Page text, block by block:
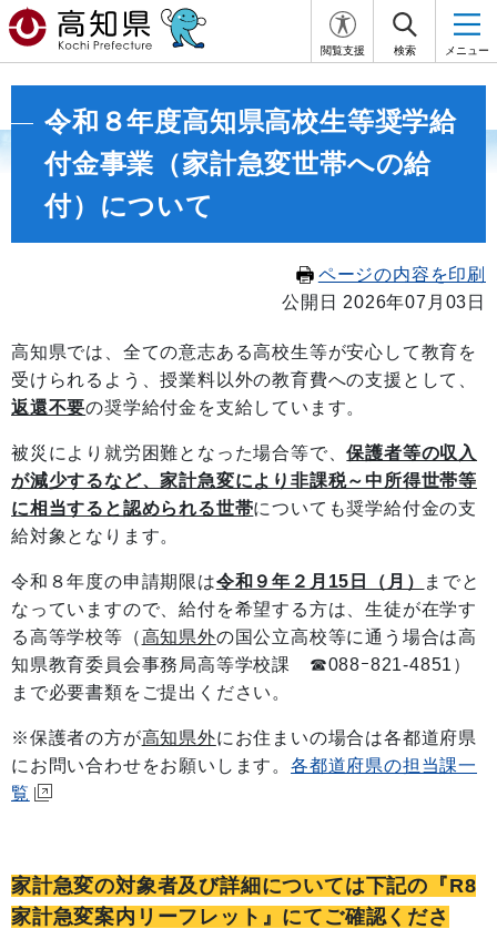
閲覧支援 検索 メニュー
令和８年度高知県高校生等奨学給
付金事業（家計急変世帯への給
付）について
ページの内容を印刷
公開日 2026年07月03日
高知県では、全ての意志ある高校生等が安心して教育を
受けられるよう、授業料以外の教育費への支援として、
返還不要の奨学給付金を支給しています。
被災により就労困難となった場合等で、保護者等の収入
が減少するなど、家計急変により非課税～中所得世帯等
に相当すると認められる世帯についても奨学給付金の支
給対象となります。
令和８年度の申請期限は令和９年２月15日（月）
までと
なっていますので、給付を希望する方は、生徒が在学す
る高等学校等（高知県外の国公立高校等に通う場合は高
知県教育委員会事務局高等学校課 ☎088ｰ821-4851）
まで必要書類をご提出ください。
※保護者の方が高知県外にお住まいの場合は各都道府県
にお問い合わせをお願いします。 各都道府県の担当課一
覧
家計急変の対象者及び詳細については下記の『R8
家計急変案内リーフレット』にてご確認くださ